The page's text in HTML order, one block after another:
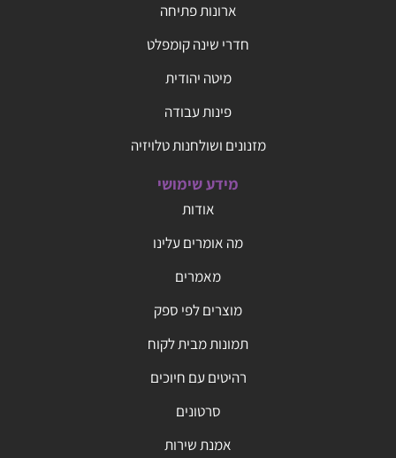
ארונות פתיחה
חדרי שינה קומפלט
מיטה יהודית
פינות עבודה
מזנונים ושולחנות טלויזיה
מידע שימושי
אודות
מה אומרים עלינו
מאמרים
מוצרים לפי ספק
תמונות מבית לקוח
רהיטים עם חיוכים
סרטונים
אמנת שירות